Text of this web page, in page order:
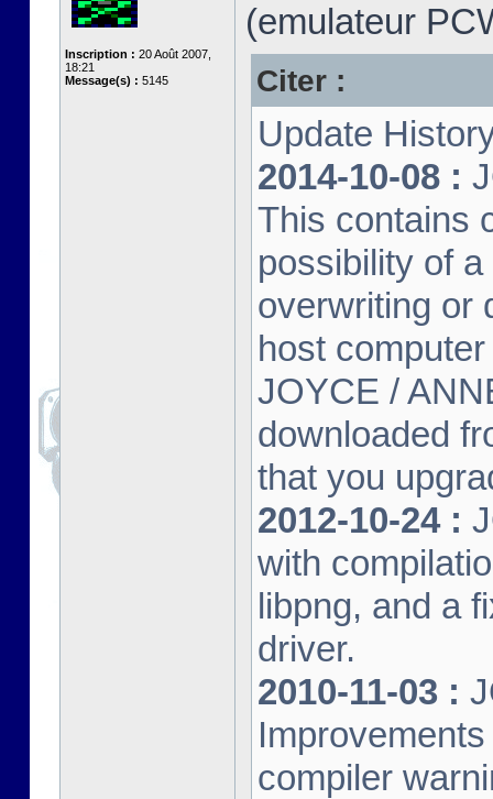
Inscription : 20 Août 2007,
18:21
Message(s) : 5145
(emulateur
Citer :
Update
2014-10-08 :
This contains
possibility of
overwriting or
host
JOYCE /
downloaded
that you
2012-10-24 :
with
libpng, and a
driver.
2010-11-03 :
compiler